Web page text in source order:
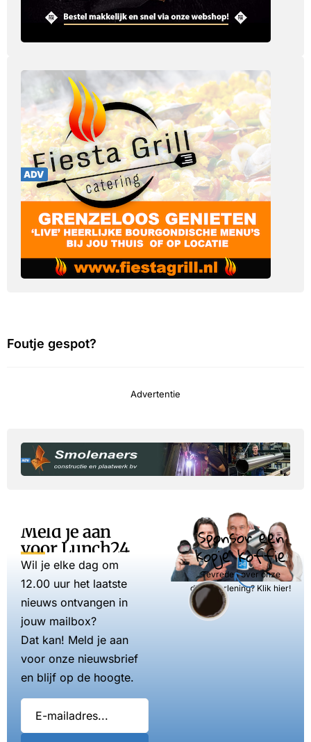
Foutje gespot?
Advertentie
Meld je aan
voor Lunch24
Wil je elke dag om
12.00 uur het laatste
nieuws ontvangen in
jouw mailbox?
Dat kan! Meld je aan
voor onze nieuwsbrief
en blijf op de hoogte.
Sponsor een
kopje koffie
Tevreden over onze
dienstverlening? Klik hier!